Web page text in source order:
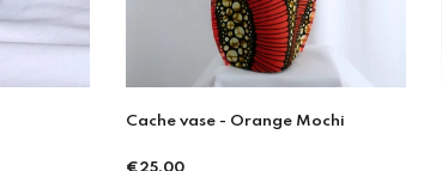
Cache vase - Orange Zolé